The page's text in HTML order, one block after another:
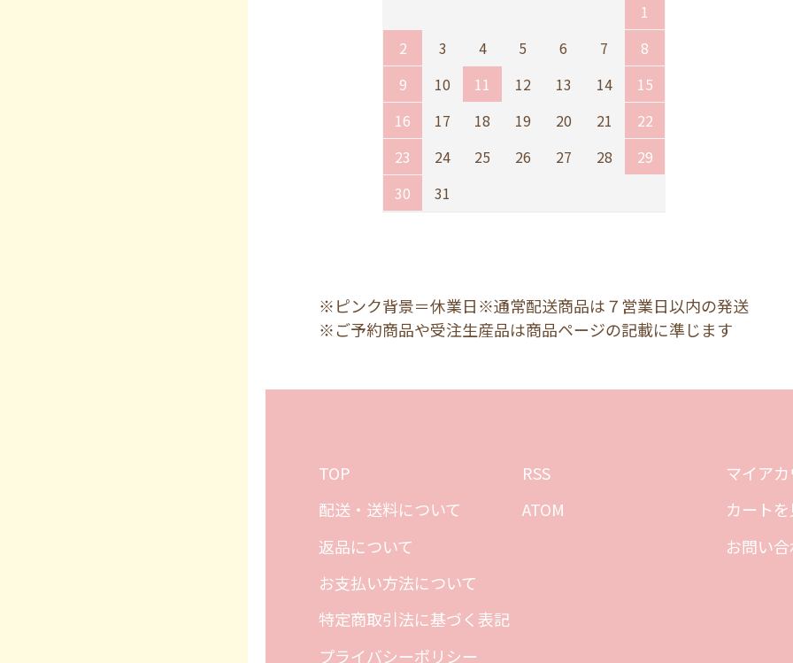
1
2
3 4 5 6 7
8
9
10 11 12 13 14
15
16
17 18 19 20 21
22
23
24 25 26 27 28
29
30
31
※ピンク背景＝休業日※通常配送商品は７営業日以内の発送
※ご予約商品や受注生産品は商品ページの記載に準じます
TOP
配送・送料について
返品について
お支払い方法について
特定商取引法に基づく表記
プライバシーポリシー
RSS
ATOM
マイア
カート
お問い